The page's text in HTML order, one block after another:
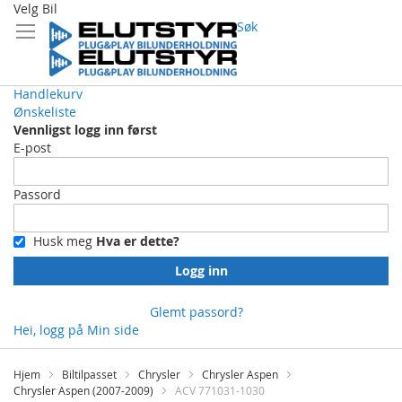
Velg Bil
Søk
Handlekurv
Ønskeliste
Vennligst logg inn først
E-post
Passord
Husk meg Hva er dette?
Logg inn
Glemt passord?
Hei, logg på Min side
Skip
Content
Hjem Biltilpasset Chrysler
Chrysler Aspen
Chrysler Aspen (2007-2009)
ACV 771031-1030